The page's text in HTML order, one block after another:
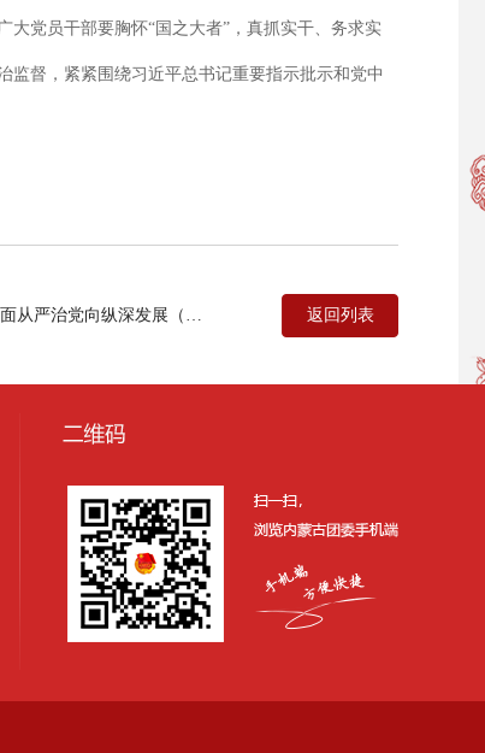
大党员干部要胸怀“国之大者”，真抓实干、务求实
监督，紧紧围绕习近平总书记重要指示批示和党中
治党向纵深发展（深入… 返回列表